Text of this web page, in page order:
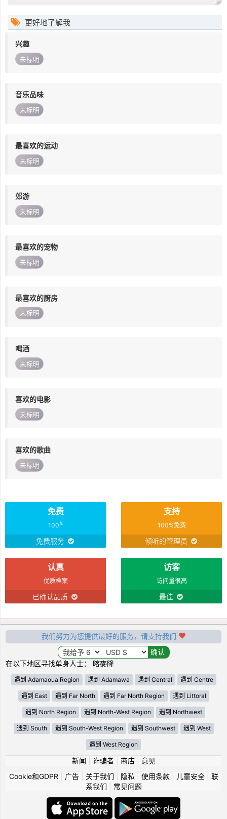
更好地了解我
兴趣
未标明
音乐品味
未标明
最喜欢的运动
未标明
郊游
未标明
最喜欢的宠物
未标明
最喜欢的厨房
未标明
喝酒
未标明
喜欢的电影
未标明
喜欢的歌曲
未标明
免费
100%
免费服务
支持
100%免费
倾听的管理员
认真
优质档案
已确认品质
访客
访问量很高
最佳
我们努力为您提供最好的服务，请支持我们
在以下地区寻找单身人士： 喀麥隆
遇到 Adamaoua Region 遇到 Adamawa 遇到 Central 遇到 Centre
遇到 East 遇到 Far North 遇到 Far North Region 遇到 Littoral
遇到 North Region 遇到 North-West Region 遇到 Northwest
遇到 South 遇到 South-West Region 遇到 Southwest 遇到 West
遇到 West Region
新闻 诈骗者| 商店| 意见
Cookie和GDPR
广告| 关于我们 隐私 使用条款| 儿童安全| 联
系我们
常见问题